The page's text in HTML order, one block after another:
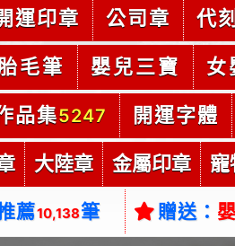
運印章 公司章 代
毛筆 嬰兒三寶 女
品集5247 開運字體
大陸章 金屬印章 寵
薦10,138筆 贈送：